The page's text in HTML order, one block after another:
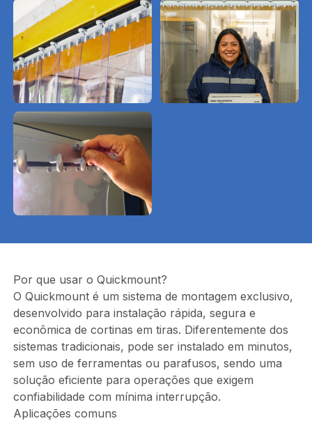
Por que usar o Quickmount?
O Quickmount é um sistema de montagem exclusivo,
desenvolvido para instalação rápida, segura e
econômica de cortinas em tiras. Diferentemente dos
sistemas tradicionais, pode ser instalado em minutos,
sem uso de ferramentas ou parafusos, sendo uma
solução eficiente para operações que exigem
confiabilidade com mínima interrupção.
Aplicações comuns